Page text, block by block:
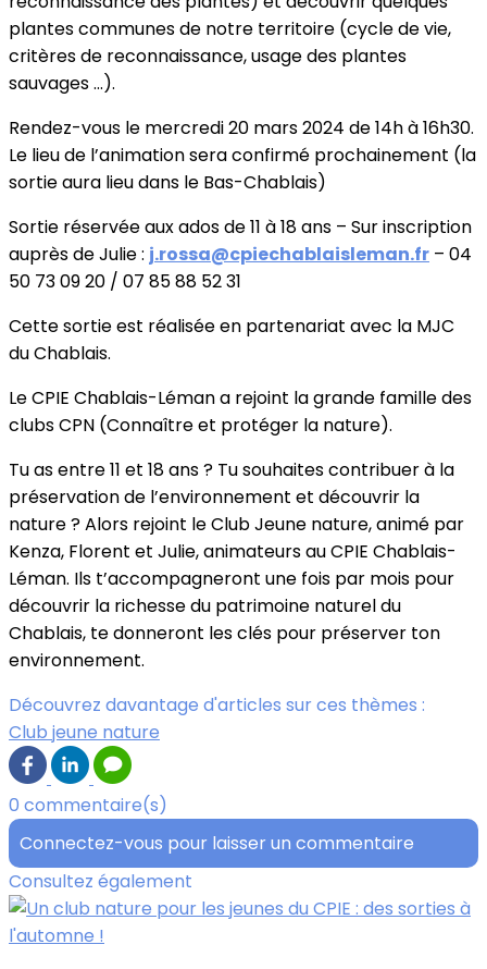
plantes communes de notre territoire (cycle de vie,
critères de reconnaissance, usage des plantes
sauvages ...).
Rendez-vous le mercredi 20 mars 2024 de 14h à 16h30.
Le lieu de l’animation sera confirmé prochainement (la
sortie aura lieu dans le Bas-Chablais)
Sortie réservée aux ados de 11 à 18 ans – Sur inscription
auprès de Julie : j.rossa@cpiechablaisleman.fr – 04
50 73 09 20 / 07 85 88 52 31
Cette sortie est réalisée en partenariat avec la MJC
du Chablais.
Le CPIE Chablais-Léman a rejoint la grande famille des
clubs CPN (Connaître et protéger la nature).
Tu as entre 11 et 18 ans ? Tu souhaites contribuer à la
préservation de l’environnement et découvrir la
nature ? Alors rejoint le Club Jeune nature, animé par
Kenza, Florent et Julie, animateurs au CPIE Chablais-
Léman. Ils t’accompagneront une fois par mois pour
découvrir la richesse du patrimoine naturel du
Chablais, te donneront les clés pour préserver ton
environnement.
Découvrez davantage d'articles sur ces thèmes :
Club jeune nature
0 commentaire(s)
Connectez-vous pour laisser un commentaire
Consultez également